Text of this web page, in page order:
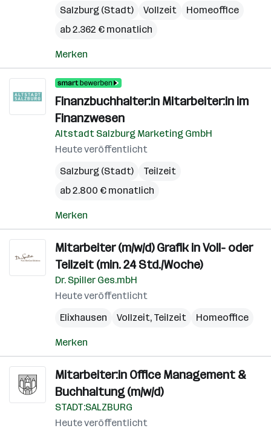
Salzburg (Stadt)
Vollzeit
Homeoffice
ab 2.362 € monatlich
Merken
Finanzbuchhalter:in Mitarbeiter:in im
Finanzwesen
Altstadt Salzburg Marketing GmbH
Heute veröffentlicht
Salzburg (Stadt)
Teilzeit
ab 2.800 € monatlich
Merken
Mitarbeiter (m/w/d) Grafik in Voll- oder
Teilzeit (min. 24 Std./Woche)
Dr. Spiller Ges.mbH
Heute veröffentlicht
Elixhausen
Vollzeit, Teilzeit Homeoffice
Merken
Mitarbeiter:in Office Management &
Buchhaltung (m/w/d)
STADT:SALZBURG
Heute veröffentlicht